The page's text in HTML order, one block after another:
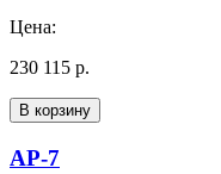
Цена:
230 115 р.
В корзину
АР-7